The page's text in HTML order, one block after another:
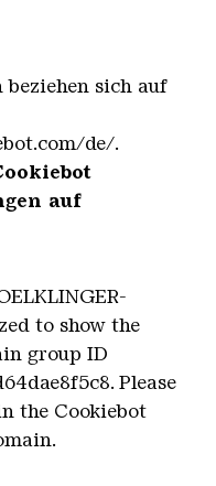
beziehen sich auf
de/.
auf
to show the
group ID
Please
the Cookiebot